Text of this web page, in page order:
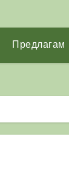
Предлагам